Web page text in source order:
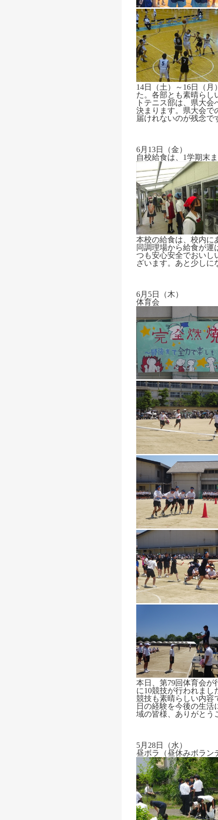
14日（土）～16日（
た。各部とも素晴らし
トテニス部は、県大
決まります。県大会で
届けれないのが残念で
6月13日（金）
自校給食は、1学期末
本校の給食は、校内に
同調理場から給食が運
つも安心安全でおいし
ざいます。あと少しに
6月5日（木）
体育会
本日、第79回体育会が
に10競技が行われま
競技も素晴らしい内容
日の経験を今後の生
域の皆様、ありがとう
5月28日（水）
昼ボラ（昼休みボラン